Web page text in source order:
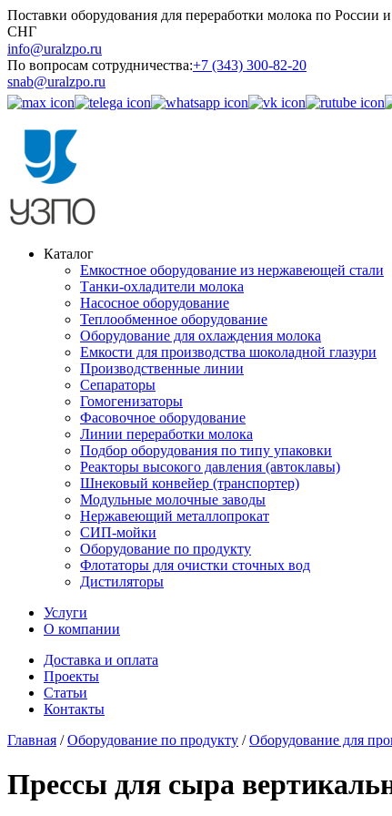
Поставки оборудования для переработки молока по России и
СНГ
info@uralzpo.ru
По вопросам сотрудничества:+7 (343) 300-82-20
snab@uralzpo.ru
Каталог
Емкостное оборудование из нержавеющей стали
Танки-охладители молока
Насосное оборудование
Теплообменное оборудование
Оборудование для охлаждения молока
Емкости для производства шоколадной глазури
Производственные линии
Сепараторы
Гомогенизаторы
Фасовочное оборудование
Линии переработки молока
Подбор оборудования по типу упаковки
Реакторы высокого давления (автоклавы)
Шнековый конвейер (транспортер)
Модульные молочные заводы
Нержавеющий металлопрокат
СИП-мойки
Оборудование по продукту
Флотаторы для очистки сточных вод
Дистиляторы
Услуги
О компании
Доставка и оплата
Проекты
Статьи
Контакты
Главная /Оборудование по продукту /Оборудование для
Прессы для сыра